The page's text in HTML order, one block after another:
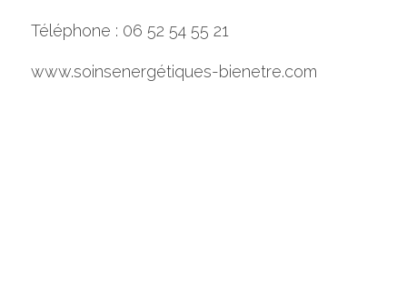
Téléphone : 06 52 54 55 21
www.soinsenergétiques-bienetre.com